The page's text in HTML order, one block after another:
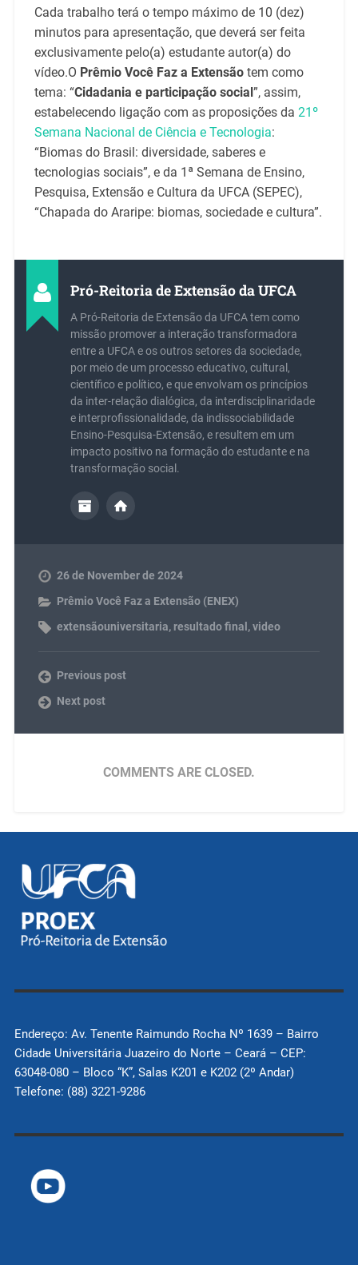
Cada trabalho terá o tempo máximo de 10 (dez)
minutos para apresentação, que deverá ser feita
exclusivamente pelo(a) estudante autor(a) do
vídeo.O Prêmio Você Faz a Extensãotem como
tema: “Cidadania e participação social ”, assim,
estabelecendo ligação com as proposições da 21º
Semana Nacional de Ciência e Tecnologia:
“Biomas do Brasil: diversidade, saberes e
tecnologias sociais”, e da 1ª Semana de Ensino,
Pesquisa, Extensão e Cultura da UFCA (SEPEC),
“Chapada do Araripe: biomas, sociedade e cultura”.
Pró-Reitoria de Extensão da UFCA
A Pró-Reitoria de Extensão da UFCA tem como
missão promover a interação transformadora
entre a UFCA e os outros setores da sociedade,
por meio de um processo educativo, cultural,
científico e político, e que envolvam os princípios
da inter-relação dialógica, da interdisciplinaridade
e interprofissionalidade, da indissociabilidade
Ensino-Pesquisa-Extensão, e resultem em um
impacto positivo na formação do estudante e na
transformação social.
26 de November de 2024
Prêmio Você Faz a Extensão (ENEX)
extensãouniversitaria, resultado final ,video
Previous post
Next post
COMMENTS ARE CLOSED.
Endereço: Av. Tenente Raimundo Rocha Nº 1639 – Bairro
Cidade Universitária Juazeiro do Norte – Ceará – CEP:
63048-080 – Bloco “K”, Salas K201 e K202 (2º Andar)
Telefone: (88) 3221-9286